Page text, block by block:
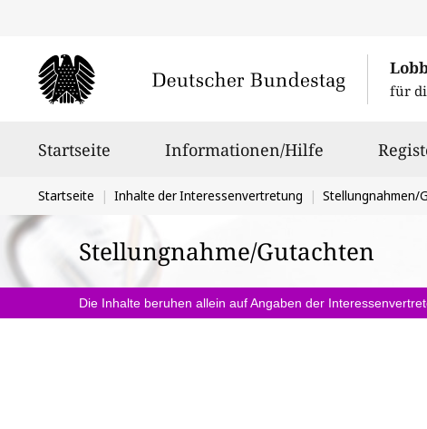
für
Startseite Informationen/Hilfe
Sie
befinden
sich
hier:
Startseite Inhalte der Interessenvertretung Stellungnahmen/
Stellungnahme/Gutachten
Die Inhalte beruhen allein auf Angaben der